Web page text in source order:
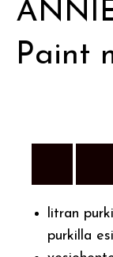
Paint
litran
purkilla